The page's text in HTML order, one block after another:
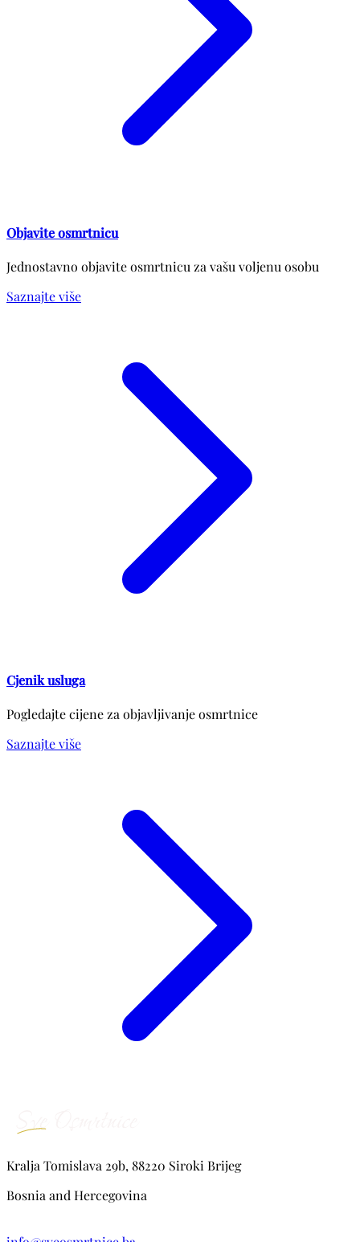
Objavite osmrtnicu
Jednostavno objavite osmrtnicu za vašu voljenu osobu
Saznajte više
Cjenik usluga
Pogledajte cijene za objavljivanje osmrtnice
Saznajte više
Kralja Tomislava 29b, 88220 Siroki Brijeg
Bosnia and Hercegovina